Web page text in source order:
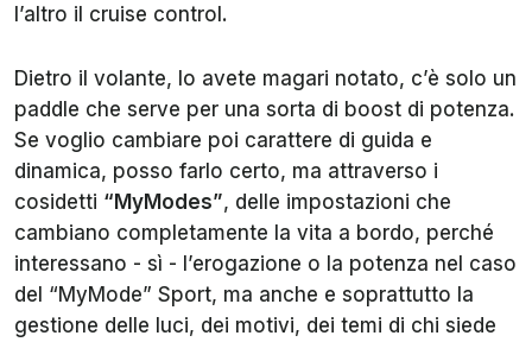
l’altro il cruise control.
Dietro il volante, lo avete magari notato, c’è solo un
paddle che serve per una sorta di boost di potenza.
Se voglio cambiare poi carattere di guida e
dinamica, posso farlo certo, ma attraverso i
cosidetti “MyModes”, delle impostazioni che
cambiano completamente la vita a bordo, perché
interessano - sì - l’erogazione o la potenza nel caso
del “MyMode” Sport, ma anche e soprattutto la
gestione delle luci, dei motivi, dei temi di chi siede